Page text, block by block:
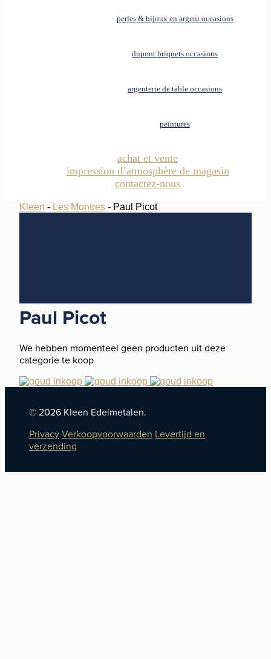
perles & bijoux en argent occasions
dupont briquets occasions
argenterie de table occasions
peintures
achat et vente
impression d’atmosphère de magasin
contactez-nous
Kleen - Les Montres - Paul Picot
Paul Picot
We hebben momenteel geen producten uit deze
categorie te koop
© 2026 Kleen Edelmetalen.
Privacy Verkoopvoorwaarden Levertijd en
verzending